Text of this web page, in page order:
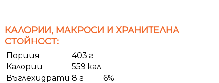
КАЛОРИИ, МАКРОСИ И ХРАНИТЕЛНА
СТОЙНОСТ:
Порция
403 г
Калории
559 кал
Въглехидрати 8 г
6%